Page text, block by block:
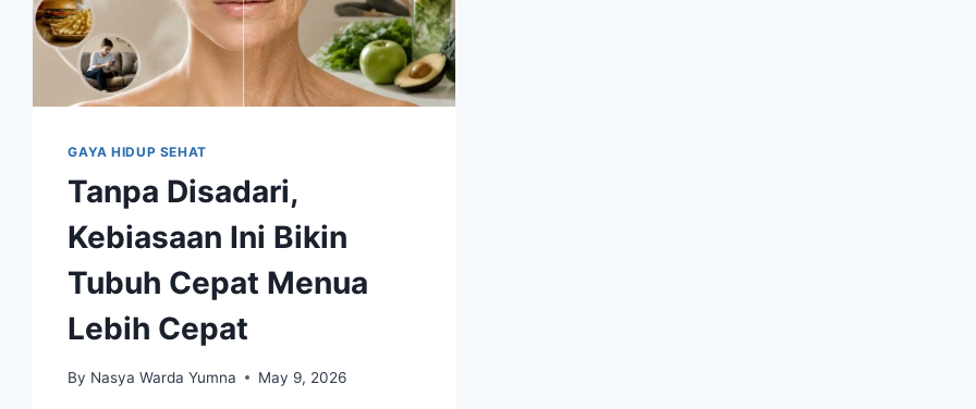
GAYA HIDUP SEHAT
Tanpa Disadari,
Kebiasaan Ini Bikin
Tubuh Cepat Menua
Lebih Cepat
By Nasya Warda Yumna May 9, 2026